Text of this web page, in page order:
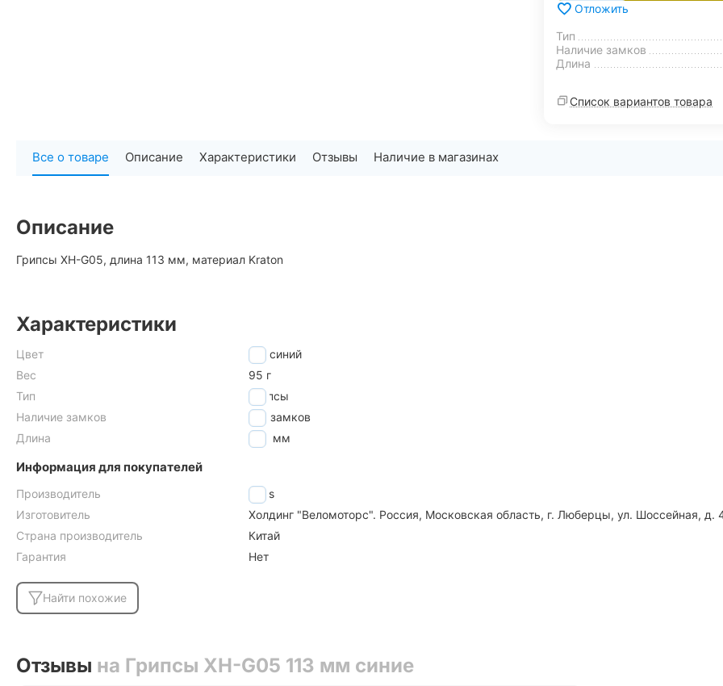
Отложить
Тип
Наличие замков
Длина
Список вариантов товара
Все о товаре Описание Характеристики Отзывы Наличие в магазинах
Описание
Грипсы XH-G05, длина 113 мм, материал Kraton
Характеристики
Цвет
синий
Вес
95 г
Тип
грипсы
Наличие замков
без замков
Длина
113 мм
Информация для покупателей
Производитель
Stels
Изготовитель
Холдинг "Веломоторс". Россия, Московская область, г. Люберцы, ул. Шоссейная, д.
Страна производитель
Китай
Гарантия
Нет
Найти похожие
Отзывы на Грипсы XH-G05 113 мм синие